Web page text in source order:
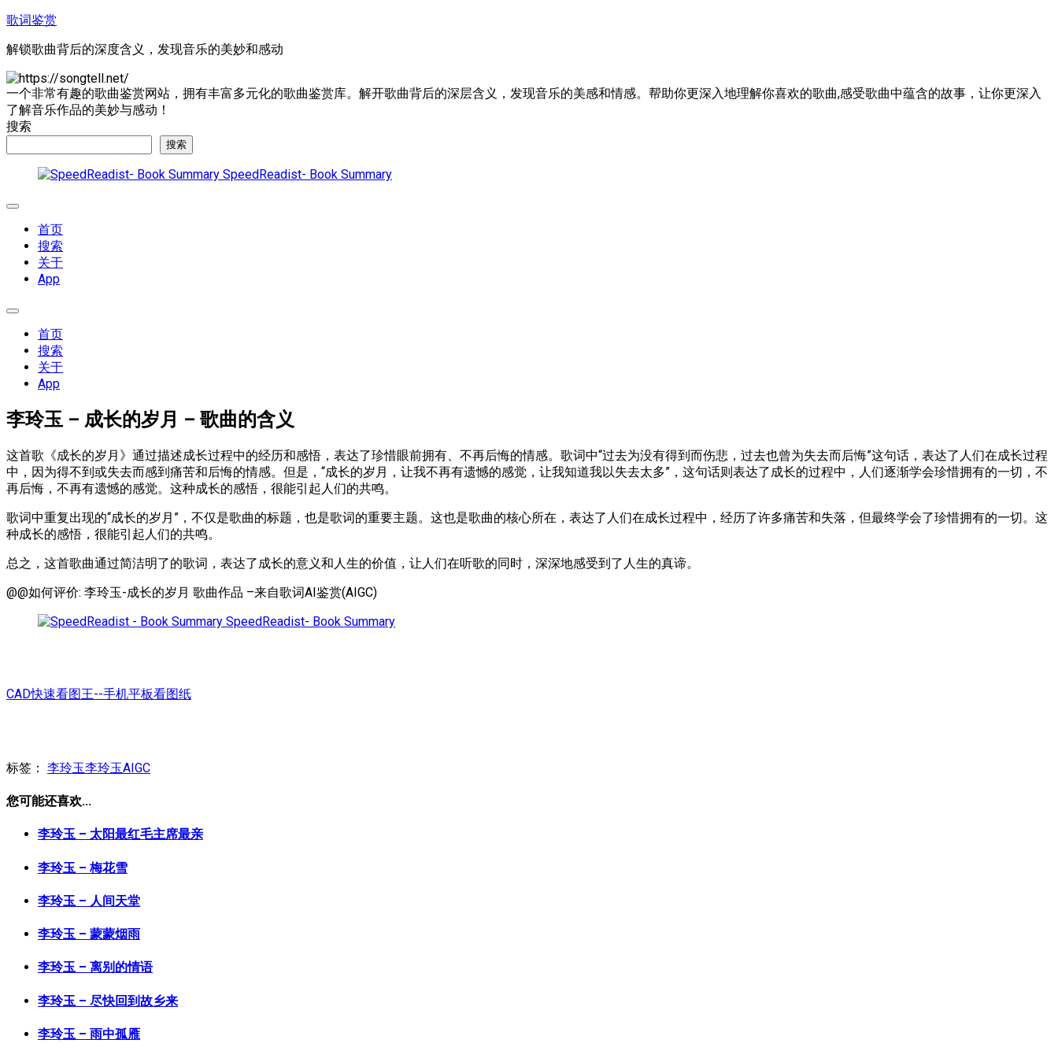
跳
内
容
歌词鉴赏
解锁歌曲背后的深度含义，发现音乐的美妙和感动
一个非常有趣的歌曲鉴赏网站，拥有丰富多元化的歌曲鉴赏库。解开歌曲背后的深层含义，发现音乐的美感和情感。帮助你更深入地理解你喜欢的歌曲,感受歌曲中蕴含的故事，让你更深入
了解音乐作品的美妙与感动！
搜索
搜索
SpeedReadist- Book Summary
展
首页
搜索
关于
App
展
首页
搜索
关于
App
李玲玉 – 成长的岁月 – 歌曲的含义
这首歌《成长的岁月》通过描述成长过程中的经历和感悟，表达了珍惜眼前拥有、不再后悔的情感。歌词中“过去为没有得到而伤悲，过去也曾为失去而后悔”这句话，表达了人们在成长过程
中，因为得不到或失去而感到痛苦和后悔的情感。但是，“成长的岁月，让我不再有遗憾的感觉，让我知道我以失去太多”，这句话则表达了成长的过程中，人们逐渐学会珍惜拥有的一切，不
再后悔，不再有遗憾的感觉。这种成长的感悟，很能引起人们的共鸣。
歌词中重复出现的“成长的岁月”，不仅是歌曲的标题，也是歌词的重要主题。这也是歌曲的核心所在，表达了人们在成长过程中，经历了许多痛苦和失落，但最终学会了珍惜拥有的一切。这
种成长的感悟，很能引起人们的共鸣。
总之，这首歌曲通过简洁明了的歌词，表达了成长的意义和人生的价值，让人们在听歌的同时，深深地感受到了人生的真谛。
@@如何评价: 李玲玉-成长的岁月 歌曲作品 –来自歌词AI鉴赏(AIGC)
SpeedReadist- Book Summary
CAD快速看图王--手机平板看图纸
标签： 李玲玉李玲玉AIGC
您可能还喜欢...
李玲玉 – 太阳最红毛主席最亲
李玲玉 – 梅花雪
李玲玉 – 人间天堂
李玲玉 – 蒙蒙烟雨
李玲玉 – 离别的情语
李玲玉 – 尽快回到故乡来
李玲玉 – 雨中孤雁